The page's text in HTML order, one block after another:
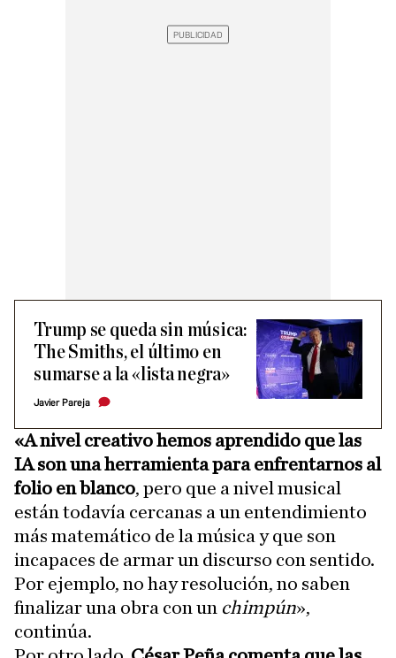
Trump se queda sin música:
The Smiths, el último en
sumarse a la «lista negra»
Javier Pareja
«A nivel creativo hemos aprendido que las
IA son una herramienta para enfrentarnos al
folio en blanco, pero que a nivel musical
están todavía cercanas a un entendimiento
más matemático de la música y que son
incapaces de armar un discurso con sentido.
Por ejemplo, no hay resolución, no saben
finalizar una obra con un chimpún»,
continúa.